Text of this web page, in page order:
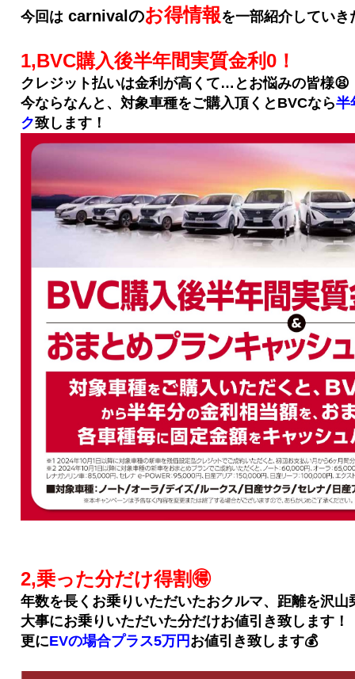
今回は carnivalのお得情報を一部紹介してい
1,BVC購入後半年間実質金利0！
クレジット払いは金利が高くて…とお悩みの皆様😫
今ならなんと、対象車種をご購入頂くとBVCなら半
ク致します！
2,乗った分だけ得割🉐
年数を長くお乗りいただいたおクルマ、距離を沢山
大事にお乗りいただいた分だけお値引き致します！
更にEVの場合プラス5万円 お値引き致します💰